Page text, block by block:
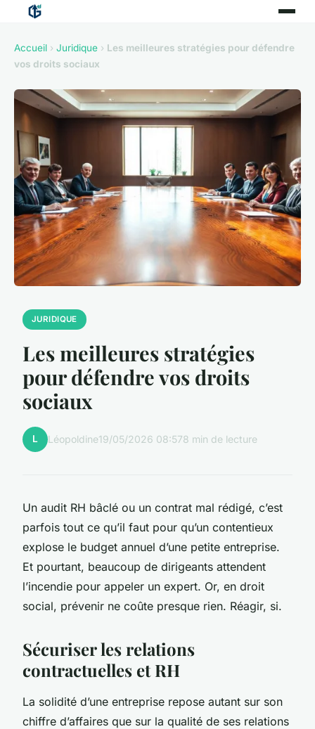
Accueil › Juridique › Les meilleures stratégies pour défendre
vos droits sociaux
JURIDIQUE
Les meilleures stratégies
pour défendre vos droits
sociaux
L Léopoldine19/05/2026 08:578 min de lecture
Un audit RH bâclé ou un contrat mal rédigé, c’est
parfois tout ce qu’il faut pour qu’un contentieux
explose le budget annuel d’une petite entreprise.
Et pourtant, beaucoup de dirigeants attendent
l’incendie pour appeler un expert. Or, en droit
social, prévenir ne coûte presque rien. Réagir, si.
Sécuriser les relations
contractuelles et RH
La solidité d’une entreprise repose autant sur son
chiffre d’affaires que sur la qualité de ses relations